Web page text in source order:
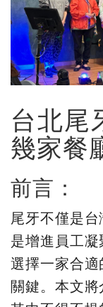
台北尾
幾家餐
前言：
尾牙不僅是
是增進員工凝
選擇一家合
關鍵。本文將